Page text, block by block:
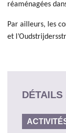
réaménagées
Par ailleurs, les
et
DÉTAILS